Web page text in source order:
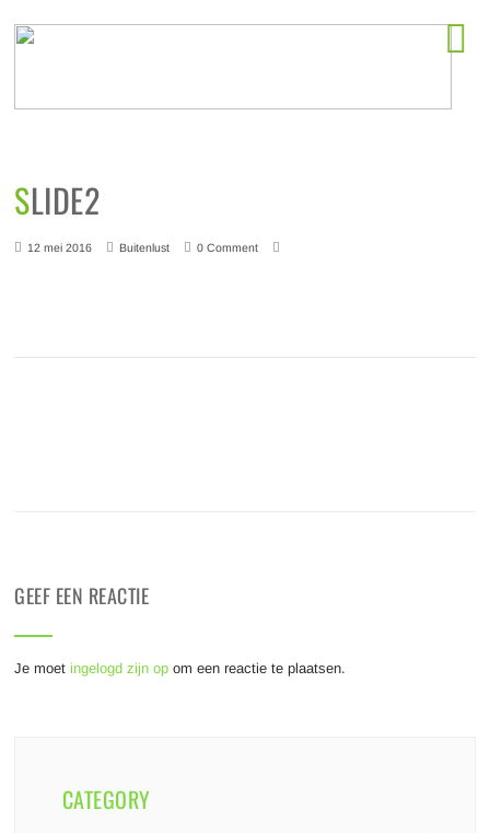
SLIDE2
12 mei 2016 Buitenlust 0 Comment
GEEF EEN REACTIE
Je moetingelogd zijn op om een reactie te plaatsen.
CATEGORY